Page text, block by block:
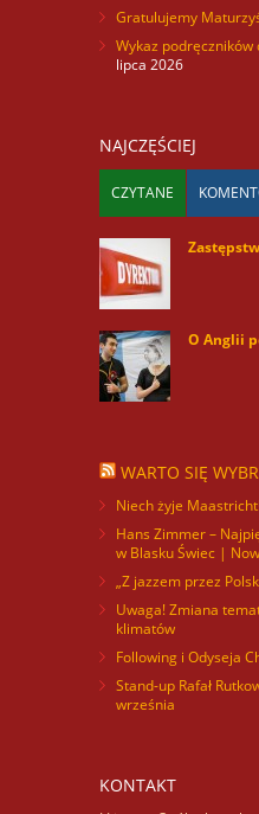
Gratulujemy
Wykaz podręczników
lipca 2026
NAJCZĘŚCIEJ
CZYTANE
O Anglii
WARTO SIĘ
Niech żyje
Hans Zimmer –
w Blasku Świec |
„Z jazzem przez
Uwaga! Zmiana
klimatów
Following i Odyseja
Stand-up Rafał
września
KONTAKT